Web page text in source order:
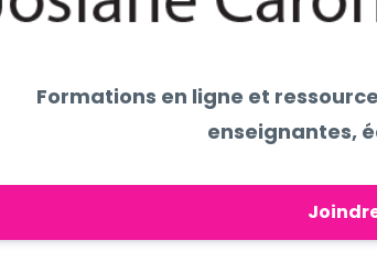
Formations en ligne et
enseignantes,